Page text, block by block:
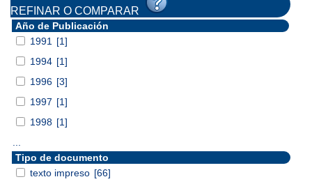
REFINAR O COMPARAR
Año de Publicación
1991
[1]
1994 [1]
1996 [3]
1997 [1]
1998 [1]
Tipo de documento
texto impreso [66]